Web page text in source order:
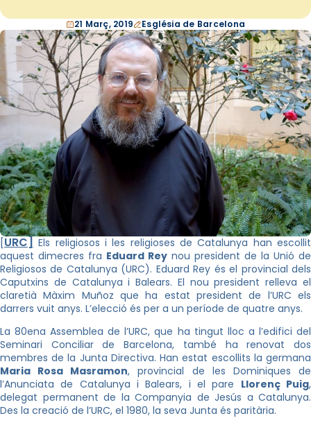
21 Març, 2019 Església de Barcelona
[URC] Els religiosos i les religioses de Catalunya han escollit
aquest dimecres fra Eduard Rey nou president de la Unió de
Religiosos de Catalunya (URC). Eduard Rey és el provincial dels
Caputxins de Catalunya i Balears. El nou president relleva el
claretià Màxim Muñoz que ha estat president de l’URC els
darrers vuit anys. L’elecció és per a un període de quatre anys.
La 80ena Assemblea de l’URC, que ha tingut lloc a l’edifici del
Seminari Conciliar de Barcelona, també ha renovat dos
membres de la Junta Directiva. Han estat escollits la germana
Maria Rosa Masramon, provincial de les Dominiques de
l’Anunciata de Catalunya i Balears, i el pare Llorenç Puig,
delegat permanent de la Companyia de Jesús a Catalunya.
Des la creació de l’URC, el 1980, la seva Junta és paritària.